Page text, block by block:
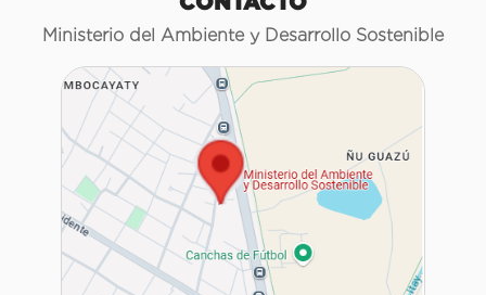
Ministerio del Ambiente y Desarrollo Sostenible